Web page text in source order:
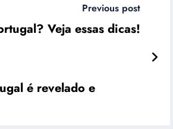
Previous post
Veja essas dicas!
é revelado e